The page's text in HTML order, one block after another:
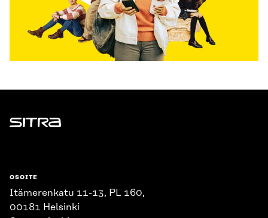
Sitra
OSOITE
Itämerenkatu 11-13, PL 160,
00181 Helsinki